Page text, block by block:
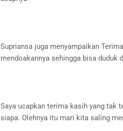
Supriansa juga menyampaikan
mendoakannya sehingga bisa duduk
Saya ucapkan terima kasih yang tak
siapa. Olehnya itu mari kita saling